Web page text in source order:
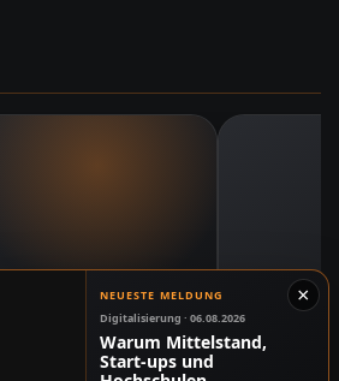
06.08.2026
×
NEUESTE MELDUNG
Digitalisierung · 06.08.2026
Warum Mittelstand,
Start-ups und